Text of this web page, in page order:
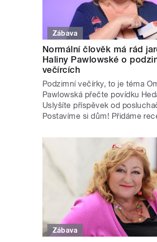
Zábava
Normální člověk má rád
Haliny Pawlowské o
večírcích
Podzimní večírky, to je téma
Pawlowská přečte povídku
Uslyšíte příspěvek od
Postavíme si dům! Přidáme
Zábava